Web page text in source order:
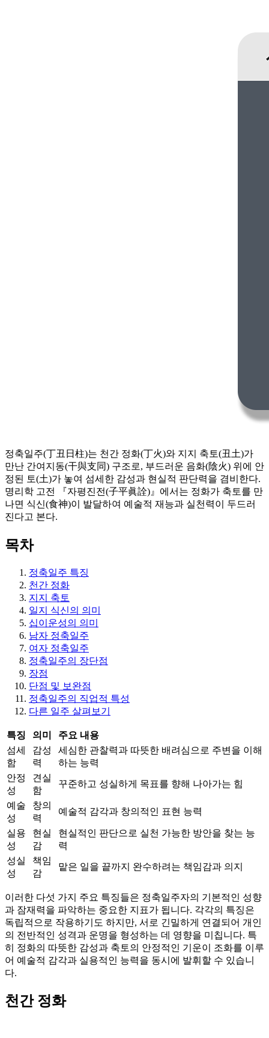
정축일주(丁丑日柱)는 천간 정화(丁火)와 지지 축토(丑土)가
만난 간여지동(干與支同) 구조로, 부드러운 음화(陰火) 위에 안
정된 토(土)가 놓여 섬세한 감성과 현실적 판단력을 겸비한다.
명리학 고전 『자평진전(子平眞詮)』에서는 정화가 축토를 만
나면 식신(食神)이 발달하여 예술적 재능과 실천력이 두드러
진다고 본다.
목차
정축일주 특징
천간 정화
지지 축토
일지 식신의 의미
십이운성의 의미
남자 정축일주
여자 정축일주
정축일주의 장단점
장점
단점 및 보완점
정축일주의 직업적 특성
다른 일주 살펴보기
특징 의미
주요 내용
섬세
함
감성
력
세심한 관찰력과 따뜻한 배려심으로 주변을 이해
하는 능력
안정
성
견실
함
꾸준하고 성실하게 목표를 향해 나아가는 힘
예술
성
창의
력
예술적 감각과 창의적인 표현 능력
실용
성
현실
감
현실적인 판단으로 실천 가능한 방안을 찾는 능
력
성실
성
책임
감
맡은 일을 끝까지 완수하려는 책임감과 의지
이러한 다섯 가지 주요 특징들은 정축일주자의 기본적인 성향
과 잠재력을 파악하는 중요한 지표가 됩니다. 각각의 특징은
독립적으로 작용하기도 하지만, 서로 긴밀하게 연결되어 개인
의 전반적인 성격과 운명을 형성하는 데 영향을 미칩니다. 특
히 정화의 따뜻한 감성과 축토의 안정적인 기운이 조화를 이루
어 예술적 감각과 실용적인 능력을 동시에 발휘할 수 있습니
다.
천간 정화